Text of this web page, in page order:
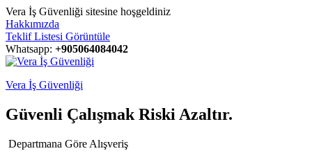
Vera İş Güvenliği sitesine hoşgeldiniz
Hakkımızda
Teklif Listesi Görüntüle
Whatsapp: +905064084042
Vera İş Güvenliği
Güvenli Çalışmak Riski Azaltır.
Departmana Göre Alışveriş